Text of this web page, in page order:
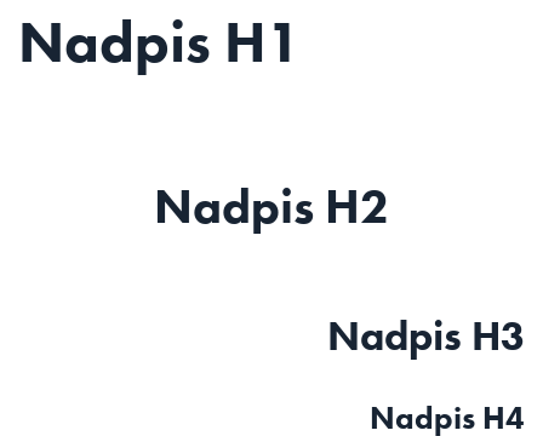
Nadpis H1
Nadpis H2
Nadpis H3
Nadpis H4